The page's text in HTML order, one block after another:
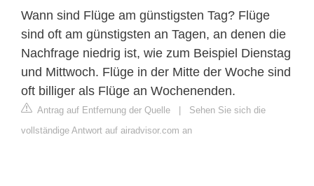
Wann sind Flüge am günstigsten Tag? Flüge
sind oft am günstigsten an Tagen, an denen die
Nachfrage niedrig ist, wie zum Beispiel Dienstag
und Mittwoch. Flüge in der Mitte der Woche sind
oft billiger als Flüge an Wochenenden.
Antrag auf Entfernung der Quelle | Sehen Sie sich die
vollständige Antwort auf airadvisor.com an